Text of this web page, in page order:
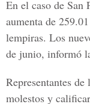
En el caso de San
aumenta de
lempiras. Los
de junio, informó
Representantes
molestos y